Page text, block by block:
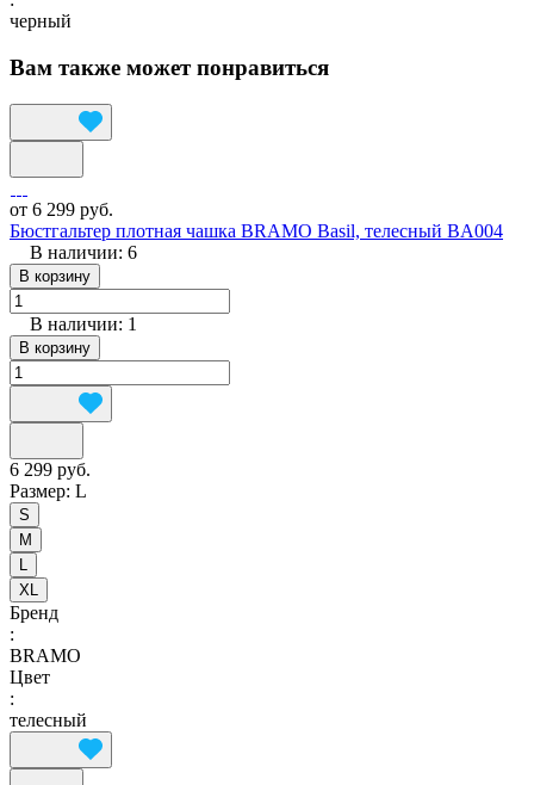
черный
Вам также может понравиться
от 6 299 руб.
Бюстгальтер плотная чашка BRAMO Basil, телесный BA004
В наличии: 6
В корзину
В наличии: 1
В корзину
6 299 руб.
Размер: L
S
M
XL
Бренд
:
BRAMO
Цвет
:
телесный